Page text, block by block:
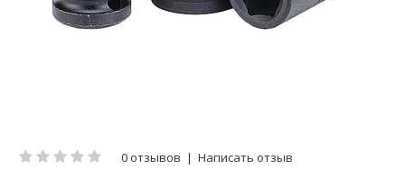
0 отзывов | Написать отзыв